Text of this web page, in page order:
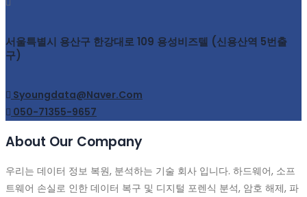
서울특별시 용산구 한강대로 109 용성비즈텔 (신용산역 5번출
구)
Syoungdata@naver.com
050-71355-9657
About Our Company
우리는 데이터 정보 복원, 분석하는 기술 회사 입니다. 하드웨어, 소프
트웨어 손실로 인한 데이터 복구 및 디지털 포렌식 분석, 암호 해제, 파